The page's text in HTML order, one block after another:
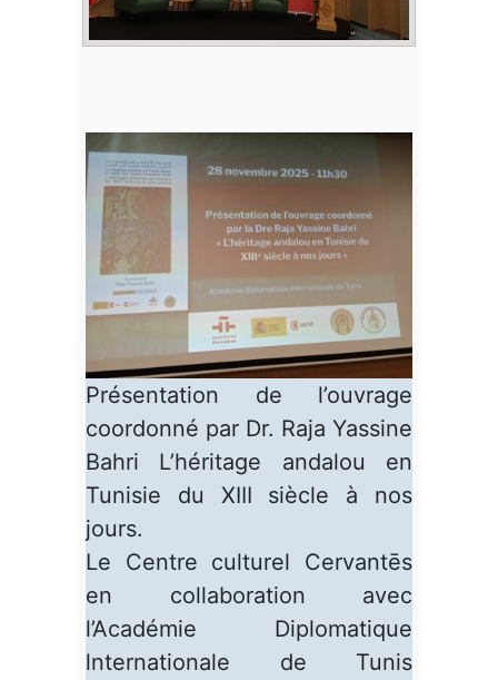
Présentation de l’ouvrage
coordonné par Dr. Raja Yassine
Bahri L’héritage andalou en
Tunisie du XIII siècle à nos
jours.
Le Centre culturel Cervantēs
en collaboration avec
l’Académie Diplomatique
lnternationale de Tunis